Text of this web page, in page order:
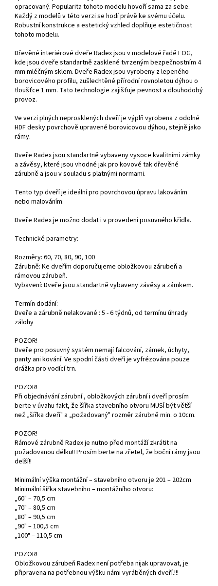
opracovaný. Popularita tohoto modelu hovoří sama za sebe.
Každý z modelů v této verzi se hodí právě ke svému účelu.
Robustní konstrukce a estetický vzhled doplňuje estetičnost
tohoto modelu.
Dřevěné interiérové dveře Radex jsou v modelové řadě FOG,
kde jsou dveře standartně zasklené tvrzeným bezpečnostním 4
mm mléčným sklem. Dveře Radex jsou vyrobeny z lepeného
borovicového profilu, zušlechtěné přírodní rovnoletou dýhou o
tloušťce 1 mm. Tato technologie zajišťuje pevnost a dlouhodobý
provoz.
Ve verzi plných neprosklených dveří je výplň vyrobena z odolné
HDF desky povrchově upravené borovicovou dýhou, stejně jako
rámy.
Dveře Radex jsou standartně vybaveny vysoce kvalitními zámky
a závěsy, které jsou vhodné jak pro kovové tak dřevěné
zárubně a jsou v souladu s platnými normami.
Tento typ dveří je ideální pro povrchovou úpravu lakováním
nebo malováním.
Dveře Radex je možno dodat i v provedení posuvného křídla.
Technické parametry:
Rozměry: 60, 70, 80, 90, 100
Zárubně: Ke dveřím doporučujeme obložkovou zárubeň a
rámovou zárubeň.
Vybavení: Dveře jsou standartně vybaveny závěsy a zámkem.
Termín dodání:
Dveře a zárubně nelakované : 5 - 6 týdnů, od termínu úhrady
zálohy
POZOR!
Dveře pro posuvný systém nemají falcování, zámek, úchyty,
panty ani kování. Ve spodní části dveří je vyfrézována pouze
drážka pro vodící trn.
POZOR!
Při objednávání zárubní , obložkových zárubní i dveří prosím
berte v úvahu fakt, že šířka stavebního otvoru MUSÍ být větší
než „šířka dveří" a „požadovaný" rozměr zárubně min. o 10cm.
POZOR!
Rámové zárubně Radex je nutno před montáží zkrátit na
požadovanou délku!! Prosím berte na zřetel, že boční rámy jsou
delší!!
Minimální výška montážní – stavebního otvoru je 201 – 202cm
Minimální šířka stavebního – montážního otvoru:
„60" – 70,5 cm
„70" – 80,5 cm
„80" – 90,5 cm
„90" – 100,5 cm
„100" – 110,5 cm
POZOR!
Obložkovou zárubeň Radex není potřeba nijak upravovat, je
připravena na potřebnou výšku námi vyráběných dveří.!!!